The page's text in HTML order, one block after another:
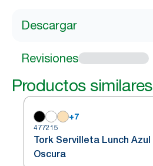
Descargar
Revisiones
Productos similares
+7
477215
Tork Servilleta Lunch Azul
Oscura